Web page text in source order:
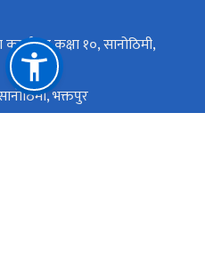
कार्यालय कक्षा १०, सानोठिमी,
सानोठिमी, भक्तपुर